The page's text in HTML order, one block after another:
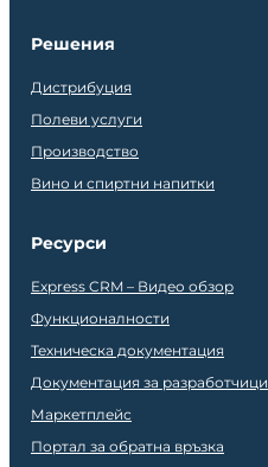
Решения
Дистрибуция
Полеви услуги
Производство
Вино и спиртни напитки
Ресурси
Express CRM – Видео обзор
Функционалности
Техническа документация
Документация за разработчици
Маркетплейс
Портал за обратна връзка